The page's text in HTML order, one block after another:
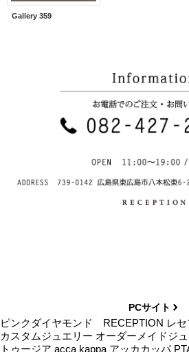
Gallery 359
PCサイト
ピンクダイヤモンド RECEPTION レセ
カスタムジュエリー オーダーメイドジ
トゥージア acca kappa アッカカッパ